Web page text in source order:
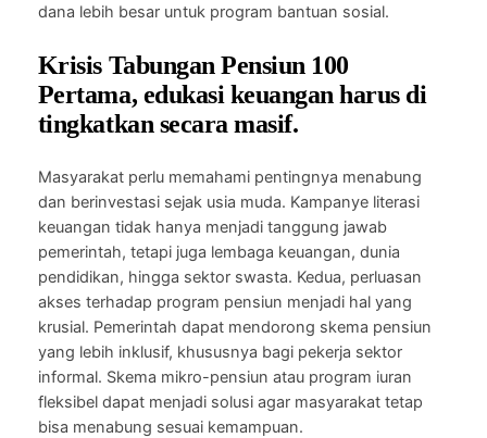
dana lebih besar untuk program bantuan sosial.
Krisis Tabungan Pensiun 100
Pertama, edukasi keuangan harus di
tingkatkan secara masif.
Masyarakat perlu memahami pentingnya menabung
dan berinvestasi sejak usia muda. Kampanye literasi
keuangan tidak hanya menjadi tanggung jawab
pemerintah, tetapi juga lembaga keuangan, dunia
pendidikan, hingga sektor swasta. Kedua, perluasan
akses terhadap program pensiun menjadi hal yang
krusial. Pemerintah dapat mendorong skema pensiun
yang lebih inklusif, khususnya bagi pekerja sektor
informal. Skema mikro-pensiun atau program iuran
fleksibel dapat menjadi solusi agar masyarakat tetap
bisa menabung sesuai kemampuan.